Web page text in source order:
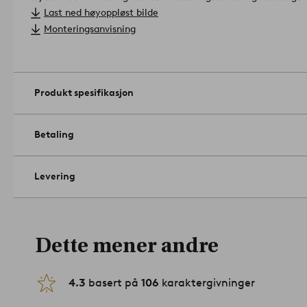
at det består av tre som kommer fra et bærekraftig skogbruk
miljø.
Maks vekt: Hylle 10 kg, knagger 10 kg.
Vedlikeholdsråd: Tørkes av med en lett fuktet klut.
orden.Artikelnummer: 1666117-03-0
Last ned høyoppløst bilde
Monteringsanvisning
Produkt spesifikasjon
Betaling
Levering
Dette mener andre
4.3 basert på 106 karaktergivninger